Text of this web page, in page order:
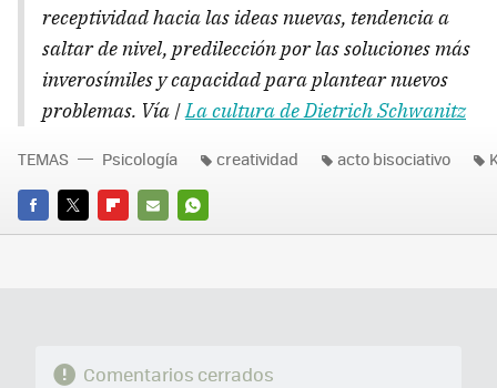
receptividad hacia las ideas nuevas, tendencia a
saltar de nivel, predilección por las soluciones más
inverosímiles y capacidad para plantear nuevos
problemas. Vía |La cultura de Dietrich Schwanitz
FACEBOOK
TWITTERFLIPBOARD
E-
WHATSAPP
TEMAS Psicología creatividad acto bisociativo
Comentarios cerrados